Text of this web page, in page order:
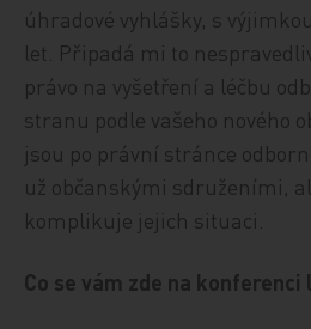
úhradové vyhlášky, s
let. Připadá mi to
právo na vyšetření a léčbu
stranu podle vašeho nového
jsou po právní stránce
už občanskými sdruženími,
komplikuje jejich situaci.
Co se vám zde na konferenci